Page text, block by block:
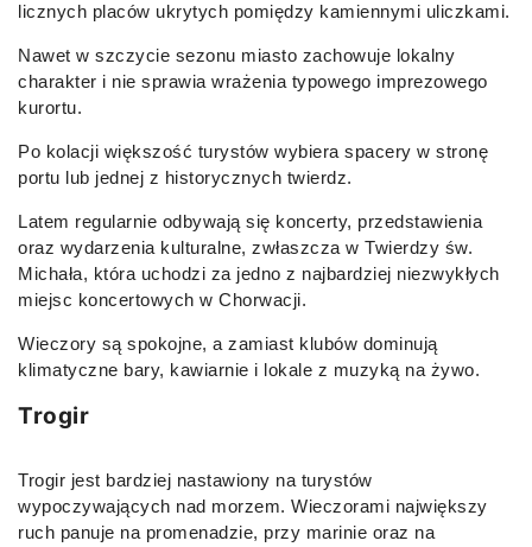
licznych placów ukrytych pomiędzy kamiennymi uliczkami.
Nawet w szczycie sezonu miasto zachowuje lokalny
charakter i nie sprawia wrażenia typowego imprezowego
kurortu.
Po kolacji większość turystów wybiera spacery w stronę
portu lub jednej z historycznych twierdz.
Latem regularnie odbywają się koncerty, przedstawienia
oraz wydarzenia kulturalne, zwłaszcza w Twierdzy św.
Michała, która uchodzi za jedno z najbardziej niezwykłych
miejsc koncertowych w Chorwacji.
Wieczory są spokojne, a zamiast klubów dominują
klimatyczne bary, kawiarnie i lokale z muzyką na żywo.
Trogir
Trogir jest bardziej nastawiony na turystów
wypoczywających nad morzem. Wieczorami największy
ruch panuje na promenadzie, przy marinie oraz na